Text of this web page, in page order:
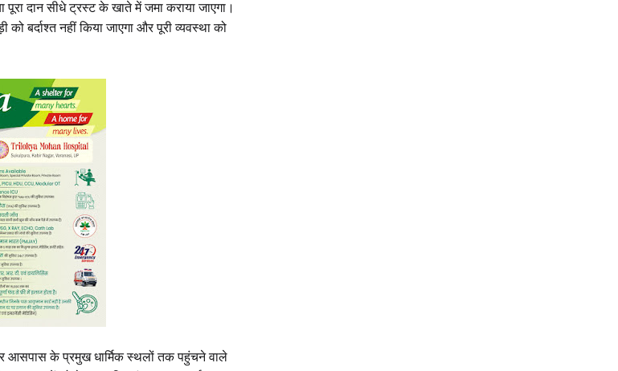
पूरा दान सीधे ट्रस्ट के खाते में जमा कराया जाएगा।
बर्दाश्त नहीं किया जाएगा और पूरी व्यवस्था को
आसपास के प्रमुख धार्मिक स्थलों तक पहुंचने वाले